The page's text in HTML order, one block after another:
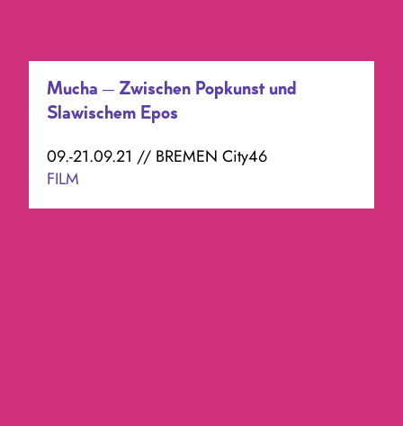
Mucha – Zwischen Popkunst und
Slawischem Epos
09.-21.09.21 // BREMEN City46
FILM